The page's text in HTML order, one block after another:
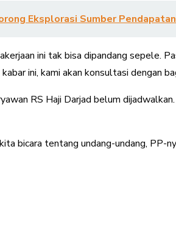
Eksplorasi Sumber
ini tak bisa dipandang sepele.
ini, kami akan konsultasi dengan
RS Haji Darjad belum
bicara tentang undang-undang,